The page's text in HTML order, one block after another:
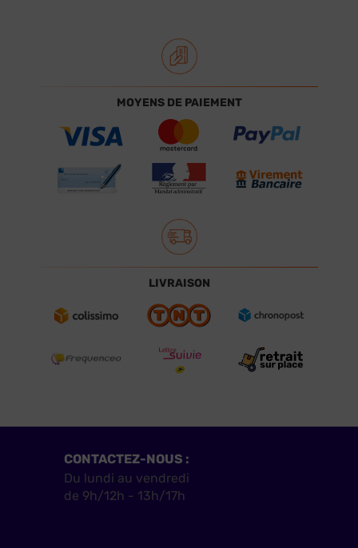
MOYENS DE PAIEMENT
LIVRAISON
CONTACTEZ-NOUS :
Du lundi au vendredi
de 9h/12h - 13h/17h